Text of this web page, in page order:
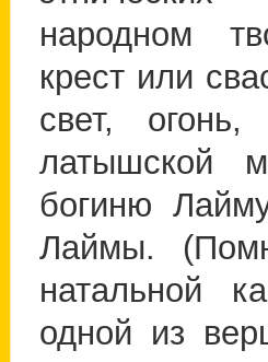
народном
крест или
свет,
латышской
богиню
Лаймы.
натальной
одной из